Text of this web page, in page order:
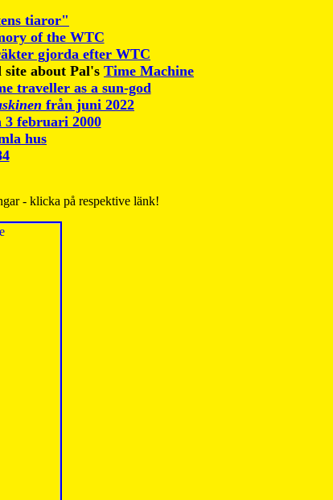
tiaror"
of the WTC
gjorda efter WTC
site about Pal's Time Machine
traveller as a sun-god
från juni 2022
februari 2000
hus
- klicka på respektive länk!